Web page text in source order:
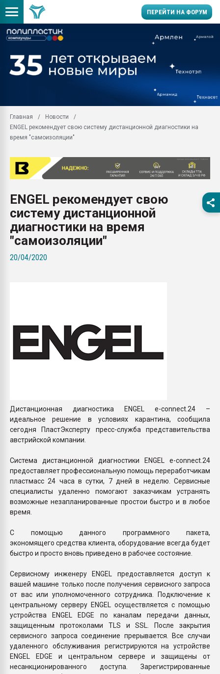
ПЕРЕЙТИ НА ФОРУМ
производство SPC
заводу пластмасс"
28.07.2026
первый план в
28.07.2026
ситуацией на
Главная
Новости
ENGEL рекомендует свою систему дистанционной диагностики на
время "самоизоляции"
ENGEL рекомендует свою
систему дистанционной
диагностики на время
"самоизоляции"
20/04/2020
Дистанционная диагностика ENGEL e-connect.24 –
идеальное решение в условиях карантина, сообщила
сегодня ПластЭксперту пресс-служба представительства
австрийской компании.
Система дистанционной диагностики ENGEL e-connect.24
предоставляет профессиональную помощь переработчикам
пластмасс 24 часа в сутки, 7 дней в неделю. Сервисные
специалисты удаленно помогают заказчикам устранять
возможные незапланированные простои быстро и в любое
время.
С помощью данного программного пакета,
экономящего средства клиента, оборудование всегда будет
быстро и просто вновь приведено в рабочее состояние.
Сервисному инженеру ENGEL предоставляется доступ к
вашей машине только после получения сервисного запроса
от вас или уполномоченного сотрудника. Подключение к
центральному серверу ENGEL осуществляется с помощью
устройства ENGEL EDGE по каналам передачи данных,
защищенным протоколами TLS и SSL. После закрытия
сервисного запроса соединение прерывается. Все случаи
удаленного обслуживания регистрируются на устройстве
ENGEL EDGE и центральном сервере и защищены от
несанкционированного доступа. Зарегистрированные